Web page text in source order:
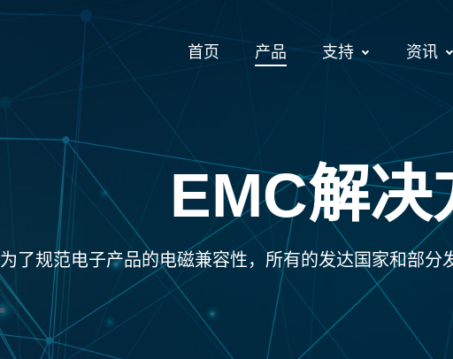
首页 产品 支持 资讯
EMC解决
为了规范电子产品的电磁兼容性，所有的发达国家和部分